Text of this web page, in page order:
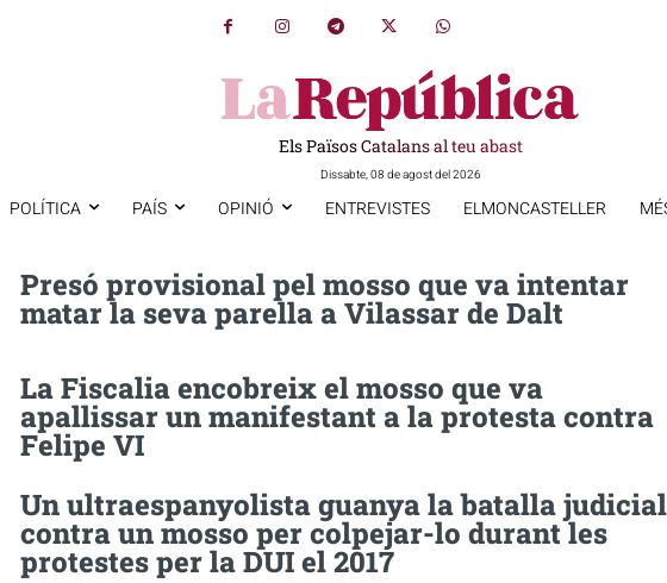
Els Països Catalans al teu abast
Dissabte, 08 de agost del 2026
POLÍTICA PAÍS OPINIÓ ENTREVISTES ELMONCASTELLER
Presó provisional pel mosso que va intentar
matar la seva parella a Vilassar de Dalt
La Fiscalia encobreix el mosso que va
apallissar un manifestant a la protesta contra
Felipe VI
Un ultraespanyolista guanya la batalla judicial
contra un mosso per colpejar-lo durant les
protestes per la DUI el 2017